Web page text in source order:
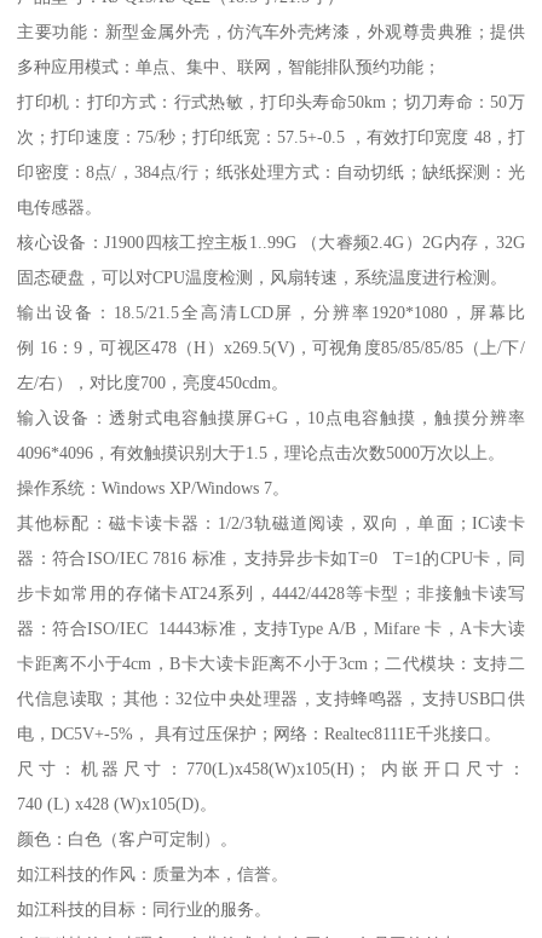
主要功能：新型金属外壳，仿汽车外壳烤漆，外观尊贵典雅；提供
多种应用模式：单点、集中、联网，智能排队预约功能；
打印机：打印方式：行式热敏，打印头寿命50km；切刀寿命：50万
次；打印速度：75/秒；打印纸宽：57.5+-0.5 ，有效打印宽度 48，打
印密度：8点/，384点/行；纸张处理方式：自动切纸；缺纸探测：光
电传感器。
核心设备：J1900四核工控主板1..99G （大睿频2.4G）2G内存，32G
固态硬盘，可以对CPU温度检测，风扇转速，系统温度进行检测。
输出设备：18.5/21.5全高清LCD屏，分辨率1920*1080，屏幕比
例 16：9，可视区478（H）x269.5(V)，可视角度85/85/85/85（上/下/
左/右），对比度700，亮度450cdm。
输入设备：透射式电容触摸屏G+G，10点电容触摸，触摸分辨率
4096*4096，有效触摸识别大于1.5，理论点击次数5000万次以上。
操作系统：Windows XP/Windows 7。
其他标配：磁卡读卡器：1/2/3轨磁道阅读，双向，单面；IC读卡
器：符合ISO/IEC 7816 标准，支持异步卡如T=0 T=1的CPU卡，同
步卡如常用的存储卡AT24系列，4442/4428等卡型；非接触卡读写
器：符合ISO/IEC 14443标准，支持Type A/B，Mifare 卡，A卡大读
卡距离不小于4cm，B卡大读卡距离不小于3cm；二代模块：支持二
代信息读取；其他：32位中央处理器，支持蜂鸣器，支持USB口供
电，DC5V+-5%， 具有过压保护；网络：Realtec8111E千兆接口。
尺寸：机器尺寸：770(L)x458(W)x105(H)； 内嵌开口尺寸：
740 (L) x428 (W)x105(D)。
颜色：白色（客户可定制）。
如江科技的作风：质量为本，信誉。
如江科技的目标：同行业的服务。